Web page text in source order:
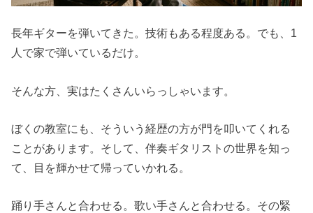
長年ギターを弾いてきた。技術もある程度ある。でも、1
人で家で弾いているだけ。
そんな方、実はたくさんいらっしゃいます。
ぼくの教室にも、そういう経歴の方が門を叩いてくれる
ことがあります。そして、伴奏ギタリストの世界を知っ
て、目を輝かせて帰っていかれる。
踊り手さんと合わせる。歌い手さんと合わせる。その緊